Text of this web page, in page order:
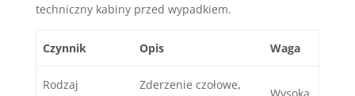
techniczny kabiny przed wypadkiem.
Czynnik Opis Waga
Rodzaj
Zderzenie czołowe,